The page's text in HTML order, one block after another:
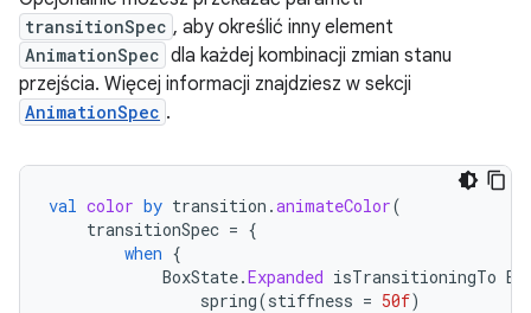
transitionSpec , aby określić inny element
AnimationSpec dla każdej kombinacji zmian stanu
przejścia. Więcej informacji znajdziesz w sekcji
AnimationSpec .
val color by transition .animateColor(
transitionSpec = {
when {
BoxState.Expanded isTransitioningTo
spring(stiffness = 50f)